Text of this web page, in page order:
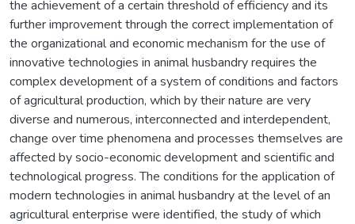
the achievement of a certain threshold of efficiency and its
further improvement through the correct implementation of
the organizational and economic mechanism for the use of
innovative technologies in animal husbandry requires the
complex development of a system of conditions and factors
of agricultural production, which by their nature are very
diverse and numerous, interconnected and interdependent,
change over time phenomena and processes themselves are
affected by socio-economic development and scientific and
technological progress. The conditions for the application of
modern technologies in animal husbandry at the level of an
agricultural enterprise were identified, the study of which